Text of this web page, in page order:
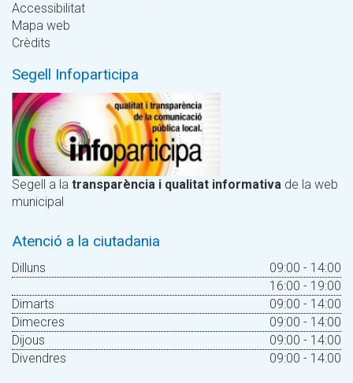
Accessibilitat
Mapa web
Crèdits
Segell Infoparticipa
Segell a la transparència i qualitat informativa de la web
municipal
Atenció a la ciutadania
Dilluns
09:00 - 14:00
16:00 - 19:00
Dimarts
09:00 - 14:00
Dimecres
09:00 - 14:00
Dijous
09:00 - 14:00
Divendres
09:00 - 14:00